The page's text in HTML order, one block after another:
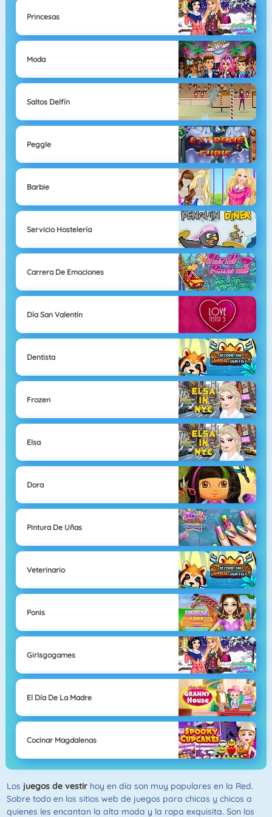
Princesas
Moda
Saltos Delfín
Peggle
Barbie
Servicio Hostelería
Carrera De Emociones
Día San Valentín
Dentista
Frozen
Elsa
Dora
Pintura De Uñas
Veterinario
Ponis
Girlsgogames
El Día De La Madre
Cocinar Magdalenas
Los juegos de vestirhoy en día son muy populares en la Red.
Sobre todo en los sitios web de juegos para chicas y chicos a
quienes les encantan la alta moda y la ropa exquisita. Son los